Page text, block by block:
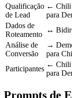
Qualificação
de Lead
← Chili
para
Dados de
Roteamento
↔
Análise de
Conversão
→
para
Participantes
← Chili
para
Prompts de